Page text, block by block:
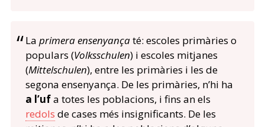
La primera ensenyançaté: escoles primàries o
populars (Volksschulen) i escoles mitjanes
(Mittelschulen), entre les primàries i les de
segona ensenyança. De les primàries, n’hi ha
a l’ufa totes les poblacions, i fins an els
redols de cases més insignificants. De les